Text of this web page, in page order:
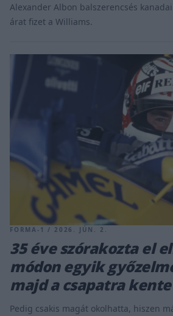
Alexander Albon balszerencsés
árat fizet a Williams.
FORMA-1 / 2026. JÚN. 2.
35 éve szórakozta el
módon egyik
majd a csapatra
Pedig csakis magát okolhatta, hiszen